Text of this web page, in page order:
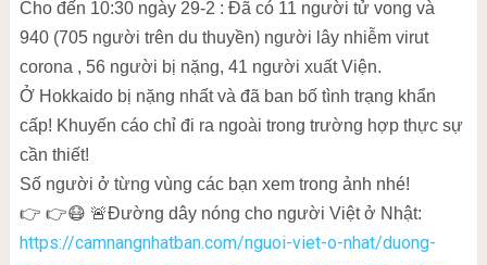
Cho đến 10:30 ngày 29-2 : Đã có 11 người tử vong và
940 (705 người trên du thuyền) người lây nhiễm virut
corona , 56 người bị nặng, 41 người xuất Viện.
Ở Hokkaido bị nặng nhất và đã ban bố tình trạng khẩn
cấp! Khuyến cáo chỉ đi ra ngoài trong trường hợp thực sự
cần thiết!
Số người ở từng vùng các bạn xem trong ảnh nhé!
👉 👉😷 🚨Đường dây nóng cho người Việt ở Nhật:
https://camnangnhatban.com/nguoi-viet-o-nhat/duong-